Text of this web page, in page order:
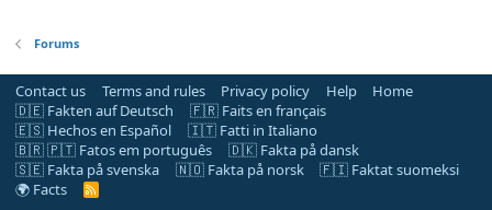
Forums
Contact us Terms and rules Privacy policy Help
Home
🇩🇪 Fakten auf Deutsch
🇫🇷 Faits en français
🇪🇸 Hechos en Español
🇮🇹 Fatti in Italiano
🇧🇷 🇵🇹 Fatos em português
🇩🇰 Fakta på dansk
🇸🇪 Fakta på svenska
🇳🇴 Fakta på norsk
🇫🇮 Faktat suomeksi
🌍 Facts
R